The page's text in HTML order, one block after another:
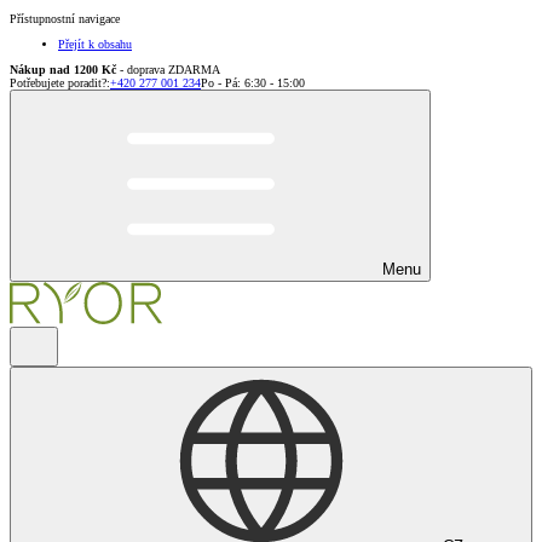
Přístupnostní navigace
Přejít k obsahu
Nákup nad 1200 Kč - doprava ZDARMA
Potřebujete poradit?:+420 277 001 234Po - Pá: 6:30 - 15:00
Menu